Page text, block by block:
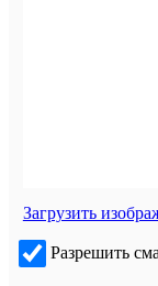
Загрузить
Разрешить